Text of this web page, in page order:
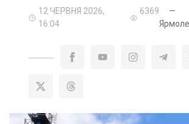
12 ЧЕРВНЯ 2026,
16:04
6369
—